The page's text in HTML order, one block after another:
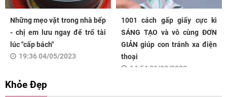
Những mẹo vặt trong nhà bếp
- chị em lưu ngay để trổ tài
lúc "cấp bách"
19:36 04/05/2023
1001 cách gấp giấy cực kì
SÁNG TẠO và vô cùng ĐƠN
GIẢN giúp con tránh xa điện
thoại
14:54 31/03/2023
Khỏe Đẹp